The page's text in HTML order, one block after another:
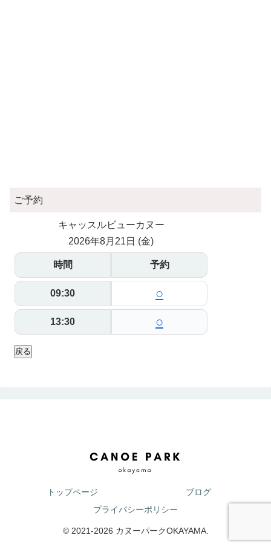
ご予約
キャッスルビューカヌー
2026年8月21日 (金)
時間 予約
09:30 ○
13:30 ○
戻る
トップページ
ブログ
プライバシーポリシー
© 2021-2026 カヌーパークOKAYAMA.